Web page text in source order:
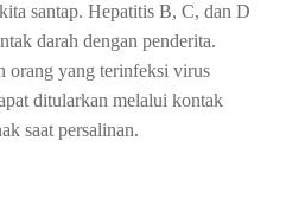
santap. Hepatitis B, C, dan D
darah dengan penderita.
orang yang terinfeksi virus
ditularkan melalui kontak
saat persalinan.